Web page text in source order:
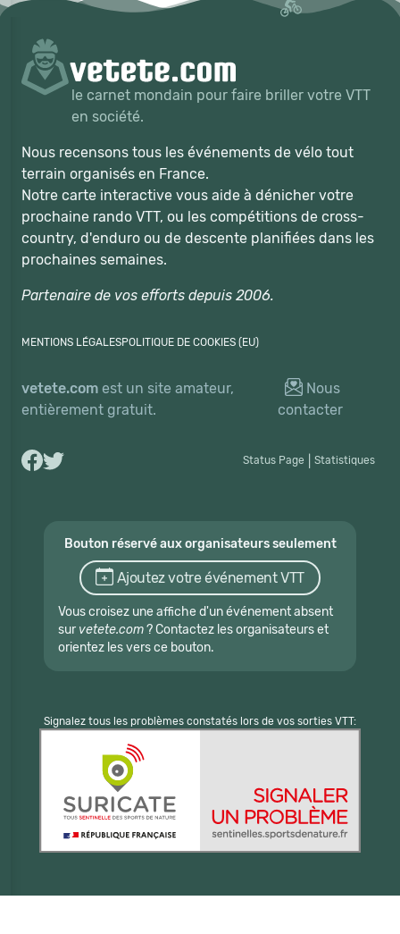
le carnet mondain pour faire briller votre VTT
en société.
Nous recensons tous les événements de vélo tout
terrain organisés en France.
Notre carte interactive vous aide à dénicher votre
prochaine rando VTT, ou les compétitions de cross-
country, d'enduro ou de descente planifiées dans les
prochaines semaines.
Partenaire de vos efforts depuis 2006.
MENTIONS LÉGALESPOLITIQUE DE COOKIES (EU)
vetete.com est un site amateur,
entièrement gratuit.
Nous
contacter
Status Page Statistiques
Bouton réservé aux organisateurs seulement
Ajoutez votre événement VTT
Vous croisez une affiche d'un événement absent
sur vetete.com? Contactez les organisateurs et
orientez les vers ce bouton.
Signalez tous les problèmes constatés lors de vos sorties VTT: